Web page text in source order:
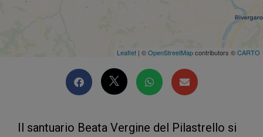
Leaflet | ©OpenStreetMapcontributors ©CARTO
Il santuario Beata Vergine del Pilastrello si